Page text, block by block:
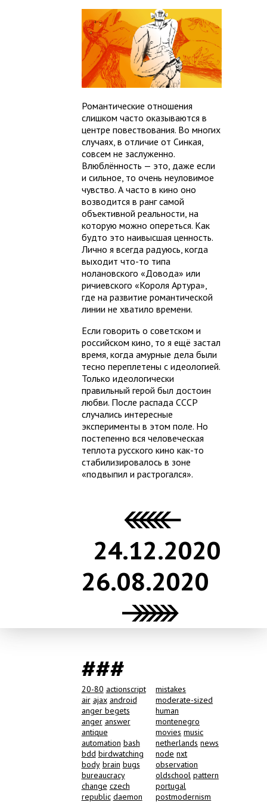
Романтические отношения
слишком часто оказываются в
центре повествования. Во многих
случаях, в отличие от Синкая,
совсем не заслуженно.
Влюблённость — это, даже если
и сильное, то очень неуловимое
чувство. А часто в кино оно
возводится в ранг самой
объективной реальности, на
которую можно опереться. Как
будто это наивысшая ценность.
Лично я всегда радуюсь, когда
выходит что-то типа
нолановского «Довода» или
ричиевского «Короля Артура»,
где на развитие романтической
линии не хватило времени.
Если говорить о советском и
российском кино, то я ещё застал
время, когда амурные дела были
тесно переплетены с идеологией.
Только идеологически
правильный герой был достоин
любви. После распада СССР
случались интересные
эксперименты в этом поле. Но
постепенно вся человеческая
теплота русского кино как-то
стабилизировалось в зоне
«подвыпил и растрогался».
24.12.2020
26.08.2020
###
20-80 actionscript
air ajax android
anger begets
anger answer
antique
automation bash
bdd birdwatching
body brain bugs
bureaucracy
change czech
republic daemon
mistakes
moderate-sized
human
montenegro
movies music
netherlands news
node nxt
observation
oldschool pattern
portugal
postmodernism